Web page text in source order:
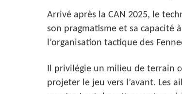
Arrivé après la CAN 2025, le
son pragmatisme et sa capacité
l’organisation tactique des
Il privilégie un milieu de terrain
projeter le jeu vers l’avant. Les